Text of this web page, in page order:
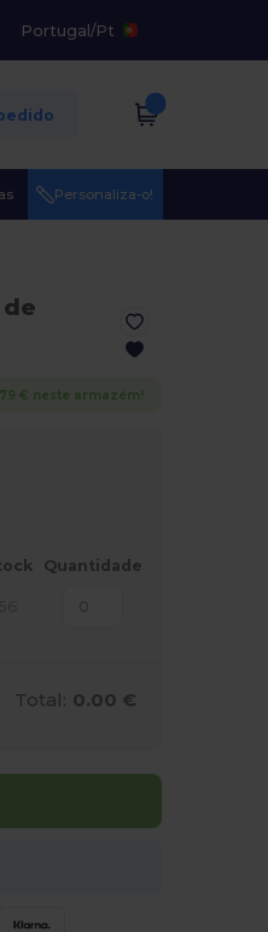
Portugal/Pt
Personaliza-o!
€ neste armazém!
Quantidade
Total: 0.00 €